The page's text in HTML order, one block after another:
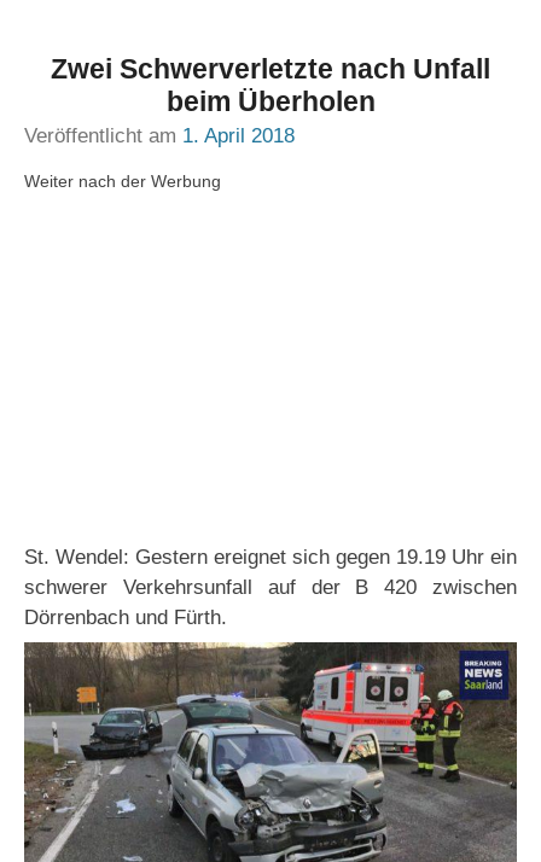
Zwei Schwerverletzte nach Unfall
beim Überholen
Veröffentlicht am 1. April 2018
Weiter nach der Werbung
St. Wendel: Gestern ereignet sich gegen 19.19 Uhr ein
schwerer Verkehrsunfall auf der B 420 zwischen
Dörrenbach und Fürth.